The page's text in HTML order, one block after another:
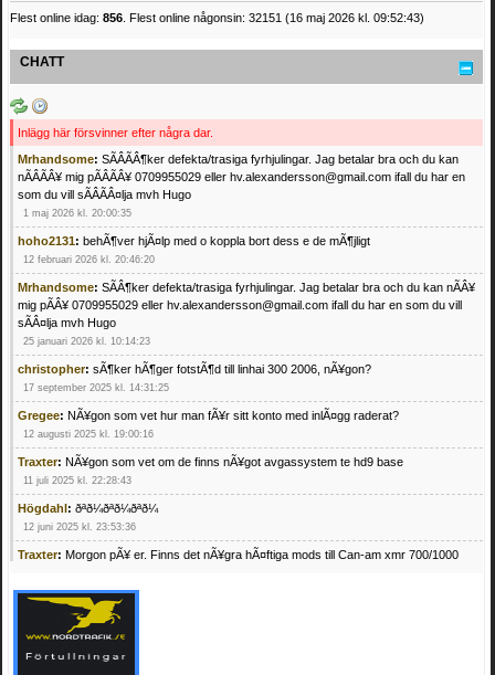
Flest online idag: 856 . Flest online någonsin: 32151 (16 maj 2026 kl. 09:52:43)
CHATT
Inlägg här försvinner efter några dar.
Mrhandsome: SÃÂÃÂ¶ker defekta/trasiga fyrhjulingar. Jag betalar bra och du kan
nÃÂÃÂ¥ mig pÃÂÃÂ¥ 0709955029 eller hv.alexandersson@gmail.com ifall du har en
som du vill sÃÂÃÂ¤lja mvh Hugo
1 maj 2026 kl. 20:00:35
hoho2131: behÃ¶ver hjÃ¤lp med o koppla bort dess e de mÃ¶jligt
12 februari 2026 kl. 20:46:20
Mrhandsome: SÃÂ¶ker defekta/trasiga fyrhjulingar. Jag betalar bra och du kan nÃÂ¥
mig pÃÂ¥ 0709955029 eller hv.alexandersson@gmail.com ifall du har en som du vill
sÃÂ¤lja mvh Hugo
25 januari 2026 kl. 10:14:23
christopher: sÃ¶ker hÃ¶ger fotstÃ¶d till linhai 300 2006, nÃ¥gon?
17 september 2025 kl. 14:31:25
Gregee: NÃ¥gon som vet hur man fÃ¥r sitt konto med inlÃ¤gg raderat?
12 augusti 2025 kl. 19:00:16
Traxter: NÃ¥gon som vet om de finns nÃ¥got avgassystem te hd9 base
11 juli 2025 kl. 22:28:43
Högdahl: ðªð¼ðªð¼ðªð¼
12 juni 2025 kl. 23:53:36
Traxter: Morgon pÃ¥ er. Finns det nÃ¥gra hÃ¤ftiga mods till Can-am xmr 700/1000
Mrhandsome:SÃ¶ker defekta/trasiga fyrhjulingar. Jag betalar bra och du kan nÃ¥ mig
pÃ¥ 0709955029 eller hv.alexandersson@gmail.com ifall du har en som du vill sÃ¤lja
mvh Hugo
21 februari 2025 kl. 09:25:52